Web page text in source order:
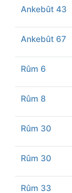
Ankebût 43
Ankebût 67
Rûm 6
Rûm 8
Rûm 30
Rûm 30
Rûm 33